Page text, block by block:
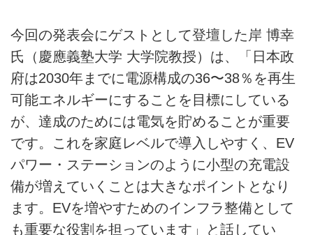
今回の発表会にゲストとして登壇した岸 博幸
氏（慶應義塾大学 大学院教授）は、「日本政
府は2030年までに電源構成の36〜38％を再生
可能エネルギーにすることを目標にしている
が、達成のためには電気を貯めることが重要
です。これを家庭レベルで導入しやすく、EV
パワー・ステーションのように小型の充電設
備が増えていくことは大きなポイントとなり
ます。EVを増やすためのインフラ整備として
も重要な役割を担っています」と話してい